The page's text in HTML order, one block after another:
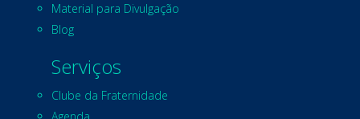
Material para Divulgação
Blog
Serviços
Clube da Fraternidade